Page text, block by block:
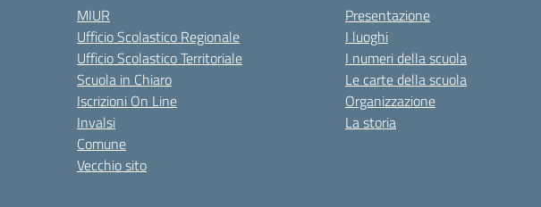
MIUR
Ufficio Scolastico Regionale
Ufficio Scolastico Territoriale
Scuola in Chiaro
Iscrizioni On Line
Invalsi
Comune
Vecchio sito
Presentazione
I luoghi
I numeri della scuola
Le carte della scuola
Organizzazione
La storia